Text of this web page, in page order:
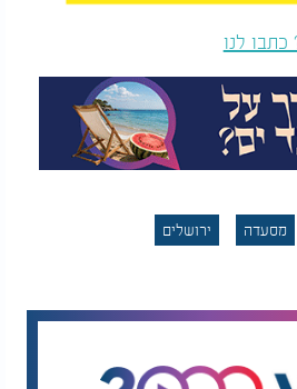
לוקח אחריות?
הרמטכ״ל לשעבר מדבר
על המחדל הגדול
נורה אדומה בוהקת, נוכח
בנימין וולקן, מנהל המחלקה
לחברה הנקראת 'אוריאל 23'. זו חברה הקשורה לארגון
'יהודים למען ישו' עמותה
לנו
מסעדה ירושלים